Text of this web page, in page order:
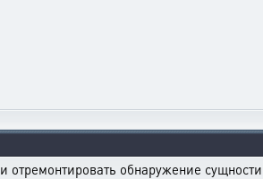
отремонтировать обнаружение